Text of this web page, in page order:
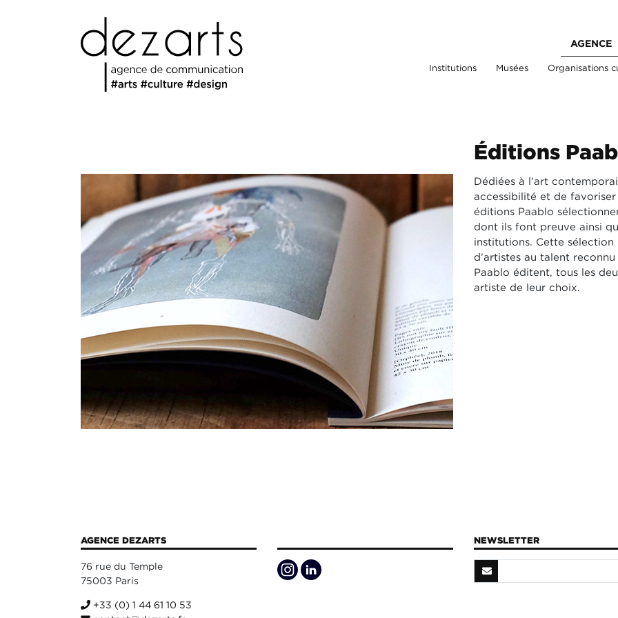
AGENCE
Institutions Musées Organisations
Éditions
Dédiées à l’art
accessibilité et de
éditions Paablo
dont ils font preuve ainsi
institutions. Cette
d’artistes au talent
Paablo éditent, tous les
artiste de leur choix.
AGENCE DEZARTS
76 rue du Temple
75003 Paris
+33 (0) 1 44 61 10 53
NEWSLETTER